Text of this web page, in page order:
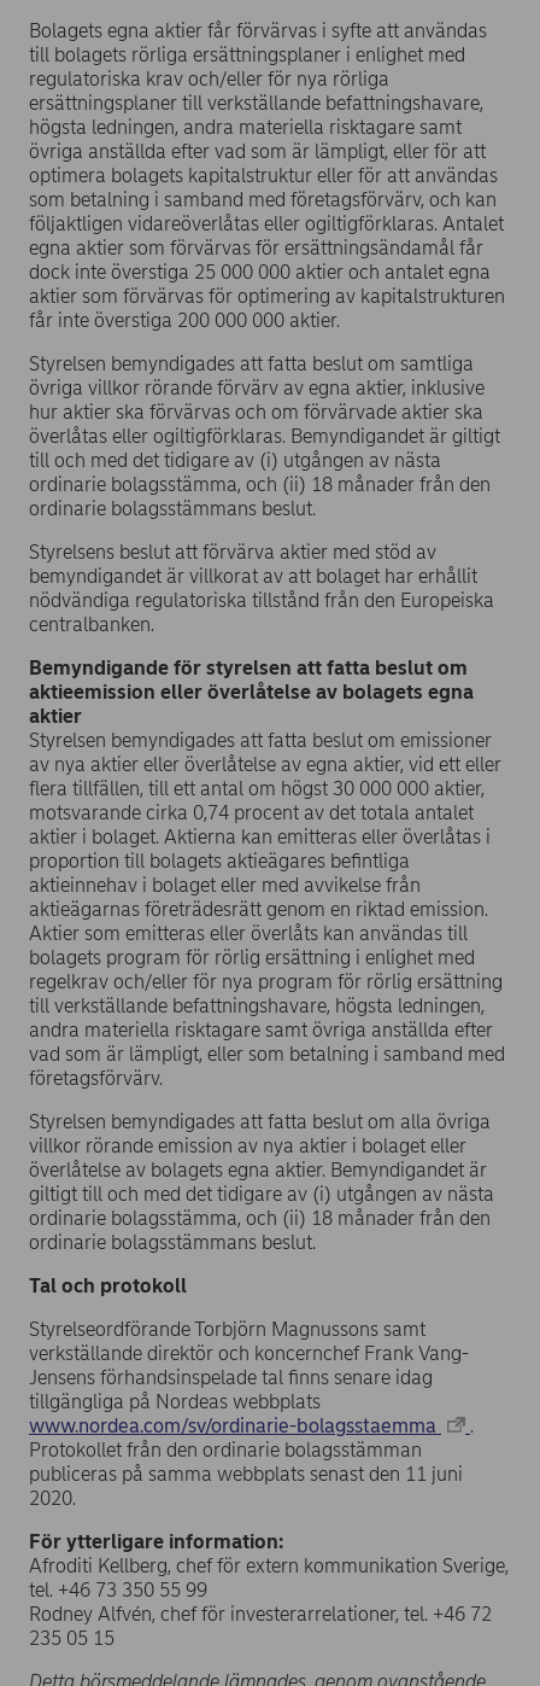
Bolagets egna aktier får förvärvas i syfte att användas
till bolagets rörliga ersättningsplaner i enlighet med
regulatoriska krav och/eller för nya rörliga
ersättningsplaner till verkställande befattningshavare,
högsta ledningen, andra materiella risktagare samt
övriga anställda efter vad som är lämpligt, eller för att
optimera bolagets kapitalstruktur eller för att användas
som betalning i samband med företagsförvärv, och kan
följaktligen vidareöverlåtas eller ogiltigförklaras. Antalet
egna aktier som förvärvas för ersättningsändamål får
dock inte överstiga 25 000 000 aktier och antalet egna
aktier som förvärvas för optimering av kapitalstrukturen
får inte överstiga 200 000 000 aktier.
Styrelsen bemyndigades att fatta beslut om samtliga
övriga villkor rörande förvärv av egna aktier, inklusive
hur aktier ska förvärvas och om förvärvade aktier ska
överlåtas eller ogiltigförklaras. Bemyndigandet är giltigt
till och med det tidigare av (i) utgången av nästa
ordinarie bolagsstämma, och (ii) 18 månader från den
ordinarie bolagsstämmans beslut.
Styrelsens beslut att förvärva aktier med stöd av
bemyndigandet är villkorat av att bolaget har erhållit
nödvändiga regulatoriska tillstånd från den Europeiska
centralbanken.
Bemyndigande för styrelsen att fatta beslut om
aktieemission eller överlåtelse av bolagets egna
aktier
Styrelsen bemyndigades att fatta beslut om emissioner
av nya aktier eller överlåtelse av egna aktier, vid ett eller
flera tillfällen, till ett antal om högst 30 000 000 aktier,
motsvarande cirka 0,74 procent av det totala antalet
aktier i bolaget. Aktierna kan emitteras eller överlåtas i
proportion till bolagets aktieägares befintliga
aktieinnehav i bolaget eller med avvikelse från
aktieägarnas företrädesrätt genom en riktad emission.
Aktier som emitteras eller överlåts kan användas till
bolagets program för rörlig ersättning i enlighet med
regelkrav och/eller för nya program för rörlig ersättning
till verkställande befattningshavare, högsta ledningen,
andra materiella risktagare samt övriga anställda efter
vad som är lämpligt, eller som betalning i samband med
företagsförvärv.
Styrelsen bemyndigades att fatta beslut om alla övriga
villkor rörande emission av nya aktier i bolaget eller
överlåtelse av bolagets egna aktier. Bemyndigandet är
giltigt till och med det tidigare av (i) utgången av nästa
ordinarie bolagsstämma, och (ii) 18 månader från den
ordinarie bolagsstämmans beslut.
Tal och protokoll
Styrelseordförande Torbjörn Magnussons samt
verkställande direktör och koncernchef Frank Vang-
Jensens förhandsinspelade tal finns senare idag
tillgängliga på Nordeas webbplats
www.nordea.com/sv/ordinarie-bolagsstaemma
.
Protokollet från den ordinarie bolagsstämman
publiceras på samma webbplats senast den 11 juni
2020.
För ytterligare information:
Afroditi Kellberg, chef för extern kommunikation Sverige,
tel. +46 73 350 55 99
Rodney Alfvén, chef för investerarrelationer, tel. +46 72
235 05 15